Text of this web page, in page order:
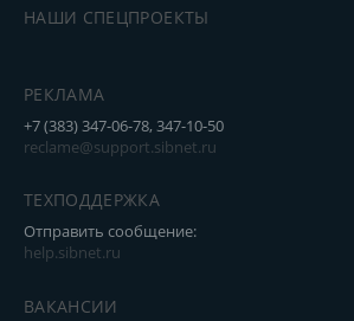
НАШИ СПЕЦПРОЕКТЫ
РЕКЛАМА
+7 (383) 347-06-78, 347-10-50
reclame@support.sibnet.ru
ТЕХПОДДЕРЖКА
Отправить сообщение:
help.sibnet.ru
ВАКАНСИИ